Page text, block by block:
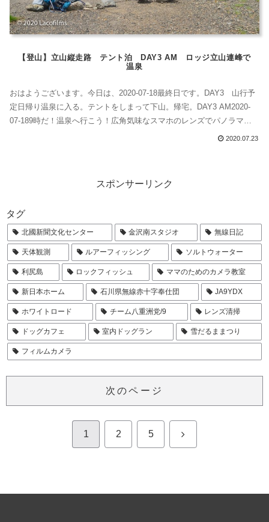
【登山】立山縦走路 テント泊 DAY3 AM ロッジ立山連峰で
温泉
おはようございます。今日は、2020-07-18最終日です。DAY3 山行予
定日帰り温泉に入る。テントをしまって下山。帰宅。DAY3 AM2020-
07-189時だ！温泉へ行こう！広角気味なスマホのレンズでパノラマ合
成をしてもこのようになる。雷鳥沢ヒュッテ雷鳥沢ヒュッテ今回は、
2020.07.23
スポンサーリンク
タグ
北國新聞文化センター 金沢南スタジオ 無線日記
天体観測 ルアーフィッシング ソルトウォーター
利尻島 ロックフィッシュ ママのためのカメラ教室
新日本ホーム 石川県無線赤十字奉仕団 JA9YDX
ホワイトロード チーム八重洲党/9 レンズ清掃
ドッグカフェ 室内ドッグラン 雪だるままつり
フィルムカメラ
次のページ
1 2 5 次